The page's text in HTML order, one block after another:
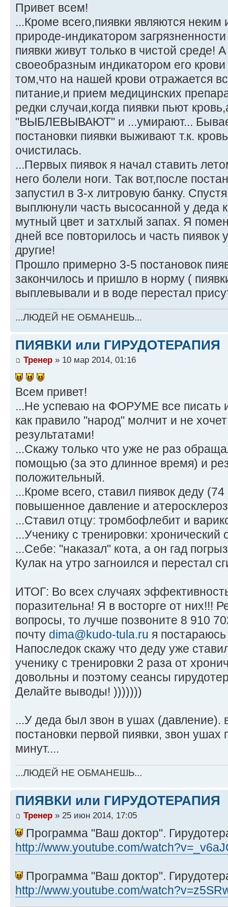
Привет всем!
...Кроме всего,пиявки являются
природе-индикатором
пиявки живут только в чистой среде!
своеобразным индикатором его
том,что на нашей крови отражается
питание,и прием медицинских
редки случаи,когда пиявки пьют
"ВЫБЛЕВЫВАЮТ" и ...умирают...
постановки пиявки выживают т.к.
очистилась.
...Первых пиявок я начал ставить
него болели ноги. Так вот,после
запустил в 3-х литровую банку.
выплюнули часть высосанной у деда
мутный цвет и затхлый запах. Я
дней все повторилось и часть
другие!
Прошло примерно 3-5 постановок
закончилось и пришло в норму (
выплевывали и в воде перестал
...ЛЮДЕЙ НЕ ОБМАНЕШЬ...
ПИЯВКИ или ГИРУДОТЕРАПИЯ
Тренер » 10 мар 2014, 01:16
Всем привет!
...Не успеваю на ФОРУМЕ все писать
как правило "народ" молчит и не
результатами!
...Скажу только что уже не раз
помощью (за это длинное время) и
положительный.
...Кроме всего, ставил пиявок деду (74
повышенное давление и
...Ставил отцу: тромбофлебит и
...Ученику с тренировки: хронический
...Себе: "наказал" кота, а он гад
Кулак на утро загноился и перестал
ИТОГ: Во всех случаях
поразительна! Я в восторге от них!!!
вопросы, то лучше позвоните 8 910
почту dima@kudo-tula.ru я постараюсь
Напоследок скажу что деду уже
ученику с тренировки 2 раза от
довольны и поэтому сеансы
Делайте выводы! )))))))
...У деда был звон в ушах (давление).
постановки первой пиявки, звон ушах
минут....
...ЛЮДЕЙ НЕ ОБМАНЕШЬ...
ПИЯВКИ или ГИРУДОТЕРАПИЯ
Тренер » 25 июн 2014, 17:05
Программа "Ваш доктор".
http://www.youtube.com/
Программа "Ваш доктор".
http://www.youtube.com/